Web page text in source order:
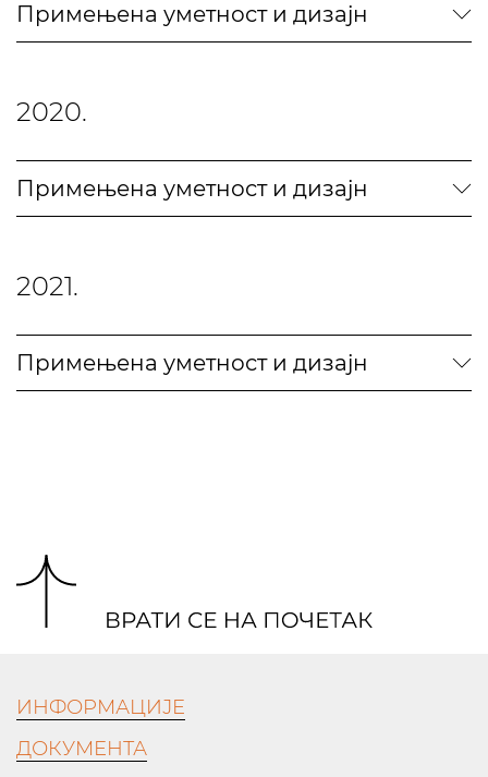
Примењена уметност и дизајн
2020.
Примењена уметност и дизајн
2021.
Примењена уметност и дизајн
ИНФОРМАЦИЈЕ
ДОКУМЕНТА